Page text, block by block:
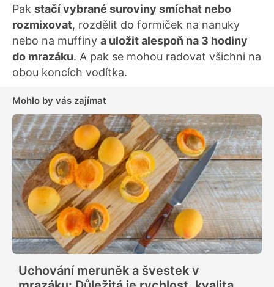
Pak stačí vybrané suroviny smíchat nebo
rozmixovat, rozdělit do formiček na nanuky
nebo na muffiny a uložit alespoň na 3 hodiny
do mrazáku. A pak se mohou radovat všichni na
obou koncích vodítka.
Mohlo by vás zajímat
Uchování meruněk a švestek v